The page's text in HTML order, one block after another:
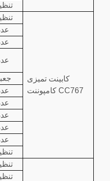
کابینت تمیزی
کامپوننت CC767